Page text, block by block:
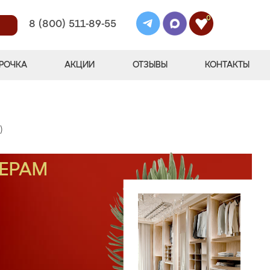
8 (800) 511-89-55
0
АКЦИИ ОТЗЫВЫ КОНТАКТЫ